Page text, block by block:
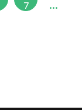
7 ...